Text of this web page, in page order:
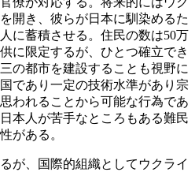
開き、彼らが日本に馴染めるた
に蓄積させる。住民の数は50万
に限定するが、ひとつ確立でき
の都市を建設することも視野に
であり一定の技術水準があり宗
われることから可能な行為であ
本人が苦手なところもある難民
がある。
、国際的組織としてウクライ